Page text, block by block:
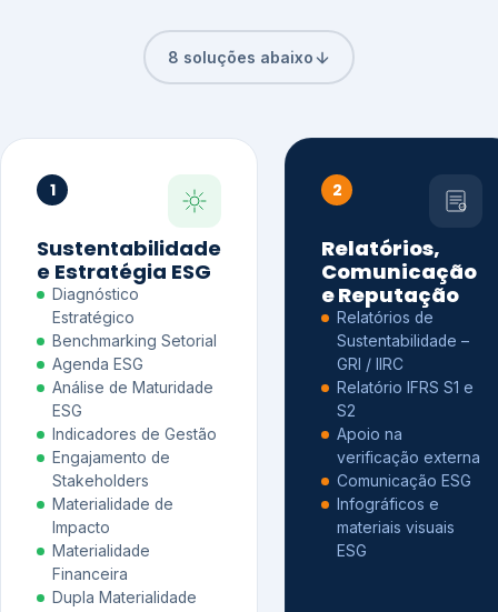
8 soluções abaixo
1
Sustentabilidade
e Estratégia ESG
Diagnóstico
Estratégico
Benchmarking Setorial
Agenda ESG
Análise de Maturidade
ESG
Indicadores de Gestão
Engajamento de
Stakeholders
Materialidade de
Impacto
Materialidade
Financeira
Dupla Materialidade
2
Relatórios,
Comunicação
e Reputação
Relatórios de
Sustentabilidade –
GRI / IIRC
Relatório IFRS S1 e
S2
Apoio na
verificação externa
Comunicação ESG
Infográficos e
materiais visuais
ESG